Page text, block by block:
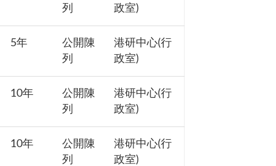
列
政室)
5年
公開陳
列
港研中心(行
政室)
10年
公開陳
列
港研中心(行
政室)
10年
公開陳
列
港研中心(行
政室)